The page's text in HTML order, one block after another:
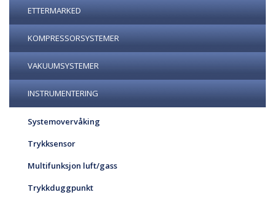
ETTERMARKED
KOMPRESSORSYSTEMER
VAKUUMSYSTEMER
INSTRUMENTERING
Systemovervåking
Trykksensor
Multifunksjon luft/gass
Trykkduggpunkt